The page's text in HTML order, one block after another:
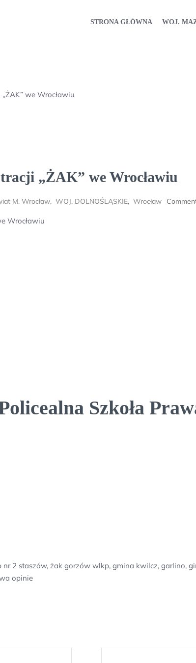
STRONA GŁÓWNA WOJ.
we Wrocławiu
„ŻAK” we Wrocławiu
M. Wrocław, WOJ. DOLNOŚLĄSKIE, Wrocław
Wrocławiu
Szkoła
2 staszów, żak gorzów wlkp, gmina kwilcz, garlino,
opinie